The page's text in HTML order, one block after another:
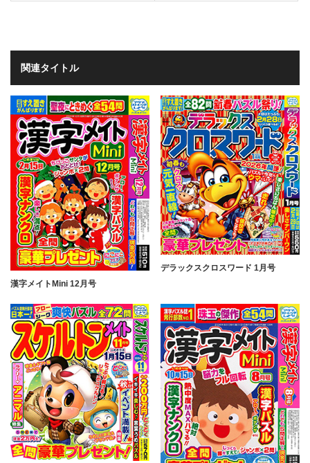
関連タイトル
漢字メイトMini 12月号
デラックスクロスワード 1月号